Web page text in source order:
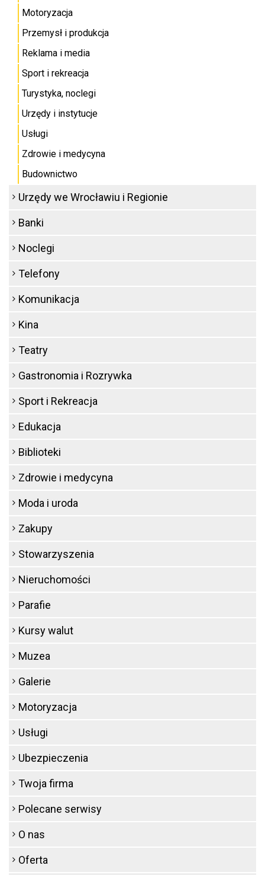
Motoryzacja
Przemysł i produkcja
Reklama i media
Sport i rekreacja
Turystyka, noclegi
Urzędy i instytucje
Usługi
Zdrowie i medycyna
Budownictwo
Urzędy we Wrocławiu i Regionie
Banki
Noclegi
Telefony
Komunikacja
Kina
Teatry
Gastronomia i Rozrywka
Sport i Rekreacja
Edukacja
Biblioteki
Zdrowie i medycyna
Moda i uroda
Zakupy
Stowarzyszenia
Nieruchomości
Parafie
Kursy walut
Muzea
Galerie
Motoryzacja
Usługi
Ubezpieczenia
Twoja firma
Polecane serwisy
O nas
Oferta